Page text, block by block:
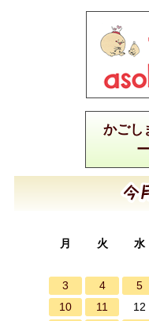
かごし
月
火 水
3
4 5
10
11 12